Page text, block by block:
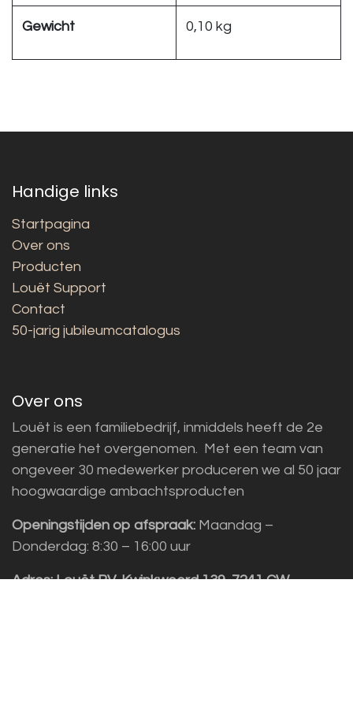
Gewicht 0,10 kg
Handige links
Startpagina
Over ons
Producten
Louët Support
Contact
50-jarig jubileumcatalogus
Over ons
Louët is een familiebedrijf, inmiddels heeft de 2e
generatie het overgenomen. Met een team van
ongeveer 30 medewerker produceren we al 50 jaar
hoogwaardige ambachtsproducten
Openingstijden op afspraak: Maandag –
Donderdag: 8:30 – 16:00 uur
Adres:Louët BV, Kwinkweerd 139, 7241 CW